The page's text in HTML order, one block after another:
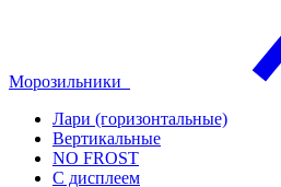
Морозильники
Лари (горизонтальные)
Вертикальные
NO FROST
С дисплеем